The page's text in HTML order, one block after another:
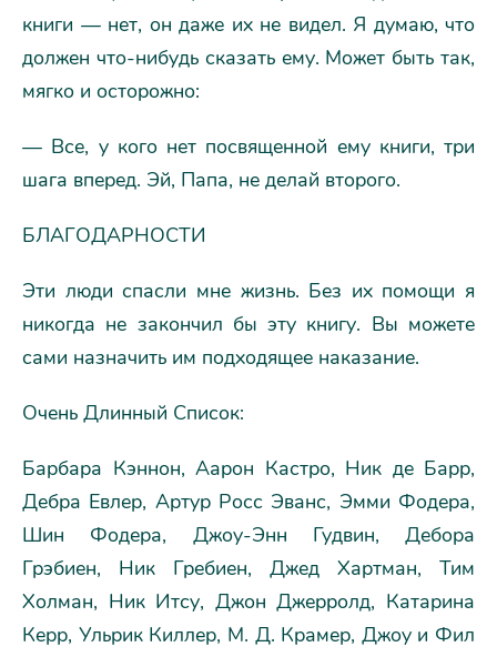
книги — нет, он даже их не видел. Я думаю, что
должен что-нибудь сказать ему. Может быть так,
мягко и осторожно:
— Все, у кого нет посвященной ему книги, три
шага вперед. Эй, Папа, не делай второго.
БЛАГОДАРНОСТИ
Эти люди спасли мне жизнь. Без их помощи я
никогда не закончил бы эту книгу. Вы можете
сами назначить им подходящее наказание.
Очень Длинный Список:
Барбара Кэннон, Аарон Кастро, Ник де Барр,
Дебра Евлер, Артур Росс Эванс, Эмми Фодера,
Шин Фодера, Джоу-Энн Гудвин, Дебора
Грэбиен, Ник Гребиен, Джед Хартман, Тим
Холман, Ник Итсу, Джон Джерролд, Катарина
Керр, Ульрик Киллер, М. Д. Крамер, Джоу и Фил